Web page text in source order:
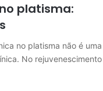
platisma:
no platisma não é uma
No rejuvenescimento